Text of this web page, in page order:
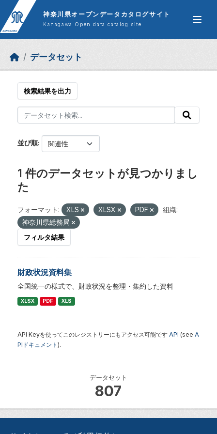
Skip to main content
神奈川県オープンデータカタログサイト
Kanagawa Open data catalog site
データセット
データセット
807
検索結果を出力
並び順
1 件のデータセットが見つかりまし
た
フォーマット: XLS XLSX PDF
組織:
神奈川県総務局
フィルタ結果
財政状況資料集
全国統一の様式で、財政状況を整理・集約した資料
XLSX PDF XLS
API Keyを使ってこのレジストリーにもアクセス可能です API (see A
PIドキュメント ).